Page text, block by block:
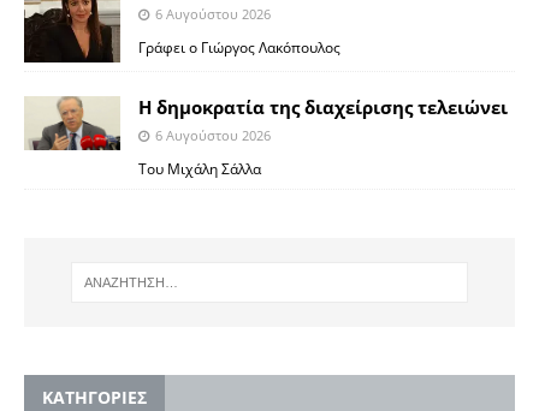
6 Αυγούστου 2026
Γράφει ο Γιώργος Λακόπουλος
Η δημοκρατία της διαχείρισης τελειώνει
6 Αυγούστου 2026
Του Μιχάλη Σάλλα
KΑΤΗΓΟΡΙΕΣ